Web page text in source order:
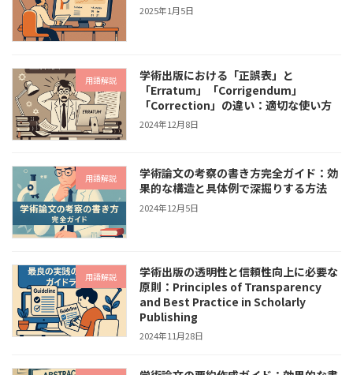
2025年1月5日
用語解説
学術出版における「正誤表」と
「Erratum」「Corrigendum」
「Correction」の違い：適切な使い方
2024年12月8日
用語解説
学術論文の考察の書き方完全ガイド：効
果的な構造と具体例で深掘りする方法
2024年12月5日
用語解説
学術出版の透明性と信頼性向上に必要な
原則：Principles of Transparency
and Best Practice in Scholarly
Publishing
2024年11月28日